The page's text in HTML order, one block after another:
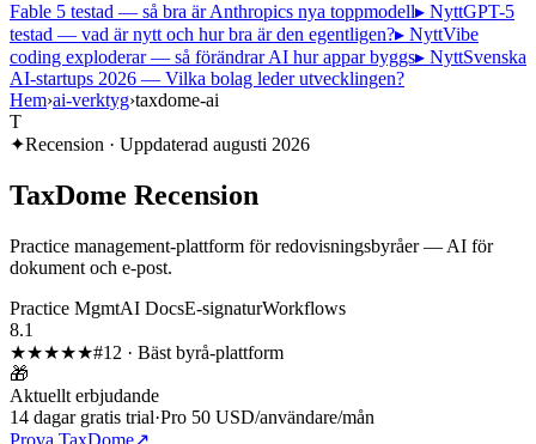
Fable 5 testad — så bra är Anthropics nya toppmodell▸ NyttGPT-5
testad — vad är nytt och hur bra är den egentligen?▸ NyttVibe
coding exploderar — så förändrar AI hur appar byggs▸ NyttSvenska
AI-startups 2026 — Vilka bolag leder utvecklingen?
Hem›ai-verktyg›taxdome-ai
T
✦Recension · Uppdaterad augusti 2026
TaxDome Recension
Practice management-plattform för redovisningsbyråer — AI för
dokument och e-post.
Practice MgmtAI DocsE-signaturWorkflows
8.1
★★★★★#12 · Bäst byrå-plattform
🎁
Aktuellt erbjudande
14 dagar gratis trial·Pro 50 USD/användare/mån
Prova TaxDome↗